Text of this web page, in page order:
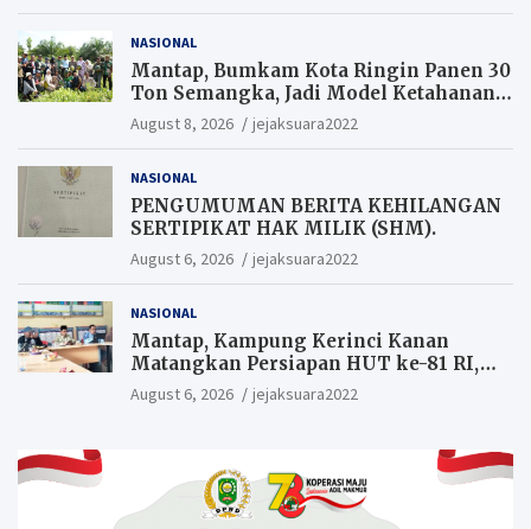
NASIONAL
Mantap, Bumkam Kota Ringin Panen 30
Ton Semangka, Jadi Model Ketahanan
Pangan Siak.
August 8, 2026 jejaksuara2022
NASIONAL
PENGUMUMAN BERITA KEHILANGAN
SERTIPIKAT HAK MILIK (SHM).
August 6, 2026 jejaksuara2022
NASIONAL
Mantap, Kampung Kerinci Kanan
Matangkan Persiapan HUT ke-81 RI,
Warga yang ikut Upacara
Berkesempatan Raih Hadiah
August 6, 2026 jejaksuara2022